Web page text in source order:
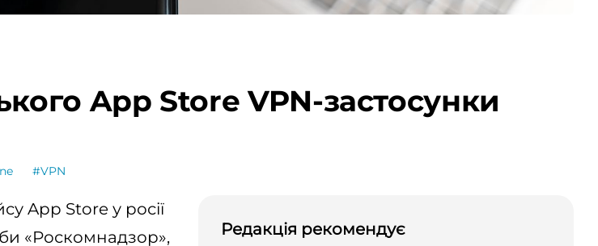
App Store VPN-застосунки
#VPN
App Store у росії
«Роскомнадзор»,
Редакція рекомендує